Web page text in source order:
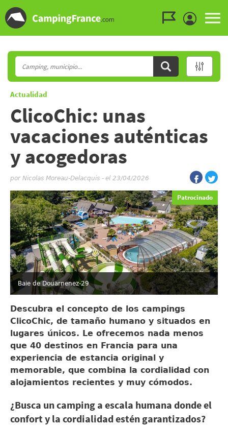
Actualidad
ClicoChic: unas
vacaciones auténticas
y acogedoras
por Nicolas Moreau-Delacquis - el 23/04/2026
Patrocinado
Baie de Douarnenez-29
Descubra el concepto de los campings
ClicoChic, de tamaño humano y situados en
lugares únicos. Le ofrecemos nada menos
que 40 destinos en Francia para una
experiencia de estancia original y
memorable, que combina la cordialidad con
alojamientos recientes y muy cómodos.
¿Busca un camping a escala humana donde el
confort y la cordialidad estén garantizados?